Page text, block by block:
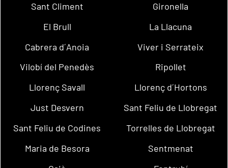
Sant Climent
Gironella
El Brull
La Llacuna
Cabrera d´Anoia
Viver i Serrateix
Vilobí del Penedès
Ripollet
Llorenç Savall
Llorenç d´Hortons
Just Desvern
Sant Feliu de Llobregat
Sant Feliu de Codines
Torrelles de Llobregat
Maria de Besora
Sentmenat